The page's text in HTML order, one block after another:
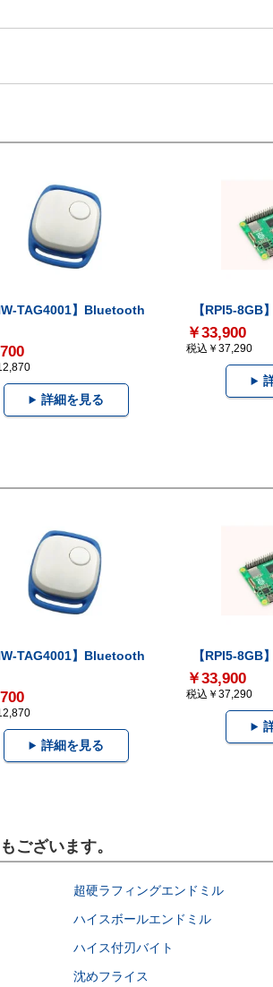
TAG4001】Bluetooth
詳細を見る
【RPI5-8GB
￥33,900
税込￥37,290
TAG4001】Bluetooth
詳細を見る
【RPI5-8GB
￥33,900
税込￥37,290
ございます。
超硬ラフィングエンドミル
ハイスボールエンドミル
ハイス付刃バイト
沈めフライス